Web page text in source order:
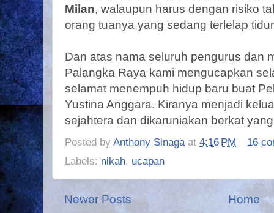
Milan, walaupun harus dengan risiko
orang tuanya yang sedang terlelap
Dan atas nama seluruh pengurus dan
Palangka Raya kami mengucapkan
selamat menempuh hidup baru buat
Yustina Anggara. Kiranya menjadi
sejahtera dan dikaruniakan berkat
Posted by Anthony Sinaga at 4:16 PM
16
Labels: nikah, ucapan
Newer Posts Home